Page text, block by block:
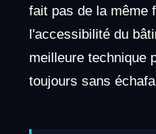
fait pas de la même
l'accessibilité du
meilleure technique
toujours sans